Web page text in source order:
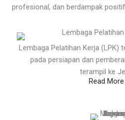
profesional, dan berdampak
Lembaga Pelatihan Kerja (LPK)
pada persiapan dan
terampil ke
Read More